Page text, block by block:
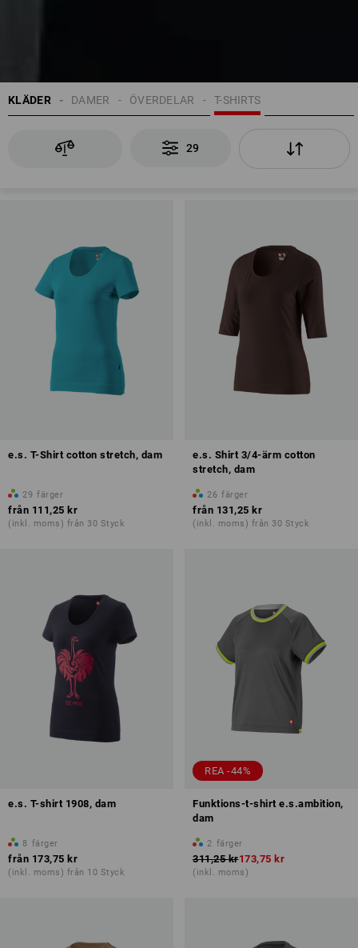
KLÄDER T-SHIRTS
ÖVERDELAR
DAMER
29
e.s. T-Shirt cotton stretch, dam
29 färger
från 111,25 kr
(inkl. moms) från 30 Styck
e.s. Shirt 3/4-ärm cotton
stretch, dam
26 färger
från 131,25 kr
(inkl. moms) från 30 Styck
e.s. T-shirt 1908, dam
8 färger
från 173,75 kr
(inkl. moms) från 10 Styck
REA -44%
Funktions-t-shirt e.s.ambition,
dam
2 färger
311,25 kr173,75 kr
(inkl. moms)